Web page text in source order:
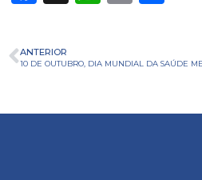
ANTERIOR
10 DE OUTUBRO, DIA MUNDIAL DA SAÚDE